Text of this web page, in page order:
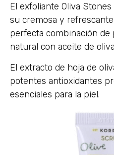
El exfoliante Oliva Stones
su cremosa y
perfecta combinación de
natural con aceite de
El extracto de hoja de
potentes antioxidantes
esenciales para la piel.